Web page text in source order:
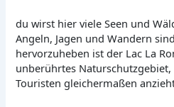
du wirst hier viele Seen und
Angeln, Jagen und Wandern
hervorzuheben ist der Lac La
unberührtes
Touristen gleichermaßen